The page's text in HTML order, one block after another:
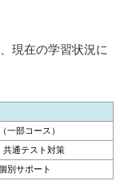
現在の学習状況に
一部コース）
共通テスト対策
別サポート